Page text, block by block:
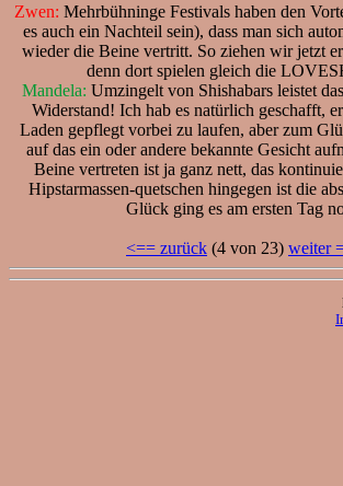
Zwen: Mehrbühninge Festivals haben den
es auch ein Nachteil sein), dass man sich
wieder die Beine vertritt. So ziehen wir jetzt
denn dort spielen gleich die
Mandela: Umzingelt von Shishabars leistet
Widerstand! Ich hab es natürlich geschafft,
Laden gepflegt vorbei zu laufen, aber zum
auf das ein oder andere bekannte Gesicht
Beine vertreten ist ja ganz nett, das
Hipstarmassen-quetschen hingegen ist die
Glück ging es am ersten Tag
<== zurück (4 von 23) weiter